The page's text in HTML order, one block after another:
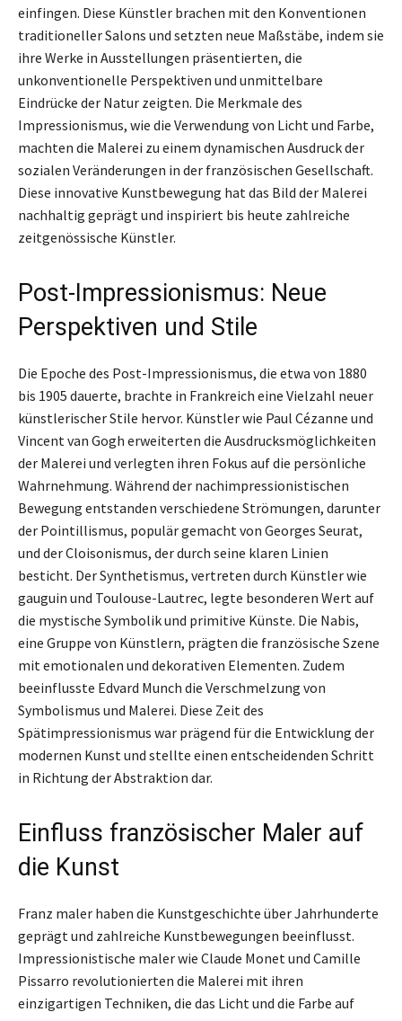
einfingen. Diese Künstler brachen mit den Konventionen
traditioneller Salons und setzten neue Maßstäbe, indem sie
ihre Werke in Ausstellungen präsentierten, die
unkonventionelle Perspektiven und unmittelbare
Eindrücke der Natur zeigten. Die Merkmale des
Impressionismus, wie die Verwendung von Licht und Farbe,
machten die Malerei zu einem dynamischen Ausdruck der
sozialen Veränderungen in der französischen Gesellschaft.
Diese innovative Kunstbewegung hat das Bild der Malerei
nachhaltig geprägt und inspiriert bis heute zahlreiche
zeitgenössische Künstler.
Post-Impressionismus: Neue
Perspektiven und Stile
Die Epoche des Post-Impressionismus, die etwa von 1880
bis 1905 dauerte, brachte in Frankreich eine Vielzahl neuer
künstlerischer Stile hervor. Künstler wie Paul Cézanne und
Vincent van Gogh erweiterten die Ausdrucksmöglichkeiten
der Malerei und verlegten ihren Fokus auf die persönliche
Wahrnehmung. Während der nachimpressionistischen
Bewegung entstanden verschiedene Strömungen, darunter
der Pointillismus, populär gemacht von Georges Seurat,
und der Cloisonismus, der durch seine klaren Linien
besticht. Der Synthetismus, vertreten durch Künstler wie
gauguin und Toulouse-Lautrec, legte besonderen Wert auf
die mystische Symbolik und primitive Künste. Die Nabis,
eine Gruppe von Künstlern, prägten die französische Szene
mit emotionalen und dekorativen Elementen. Zudem
beeinflusste Edvard Munch die Verschmelzung von
Symbolismus und Malerei. Diese Zeit des
Spätimpressionismus war prägend für die Entwicklung der
modernen Kunst und stellte einen entscheidenden Schritt
in Richtung der Abstraktion dar.
Einfluss französischer Maler auf
die Kunst
Franz maler haben die Kunstgeschichte über Jahrhunderte
geprägt und zahlreiche Kunstbewegungen beeinflusst.
Impressionistische maler wie Claude Monet und Camille
Pissarro revolutionierten die Malerei mit ihren
einzigartigen Techniken, die das Licht und die Farbe auf